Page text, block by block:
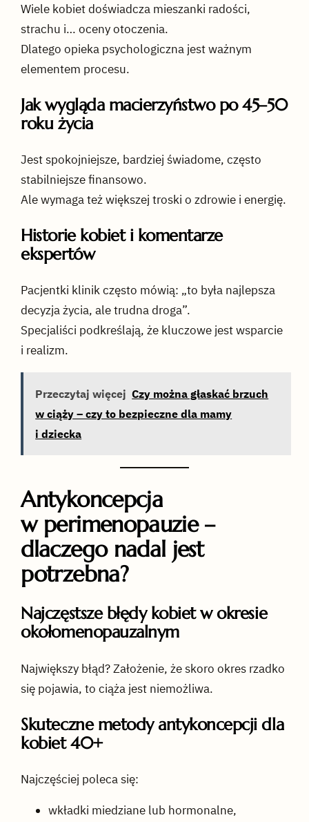
Wiele kobiet doświadcza mieszanki radości,
strachu i… oceny otoczenia.
Dlatego opieka psychologiczna jest ważnym
elementem procesu.
Jak wygląda macierzyństwo po 45–50
roku życia
Jest spokojniejsze, bardziej świadome, często
stabilniejsze finansowo.
Ale wymaga też większej troski o zdrowie i energię.
Historie kobiet i komentarze
ekspertów
Pacjentki klinik często mówią: „to była najlepsza
decyzja życia, ale trudna droga”.
Specjaliści podkreślają, że kluczowe jest wsparcie
i realizm.
Przeczytaj więcej Czy można głaskać brzuch
w ciąży – czy to bezpieczne dla mamy
i dziecka
Antykoncepcja
w perimenopauzie –
dlaczego nadal jest
potrzebna?
Najczęstsze błędy kobiet w okresie
okołomenopauzalnym
Największy błąd? Założenie, że skoro okres rzadko
się pojawia, to ciąża jest niemożliwa.
Skuteczne metody antykoncepcji dla
kobiet 40+
Najczęściej poleca się:
wkładki miedziane lub hormonalne,